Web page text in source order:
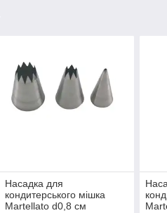
Насадка для
кондитерського мішка
Martellato d0,8 см